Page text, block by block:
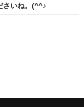
さいね。(^^♪